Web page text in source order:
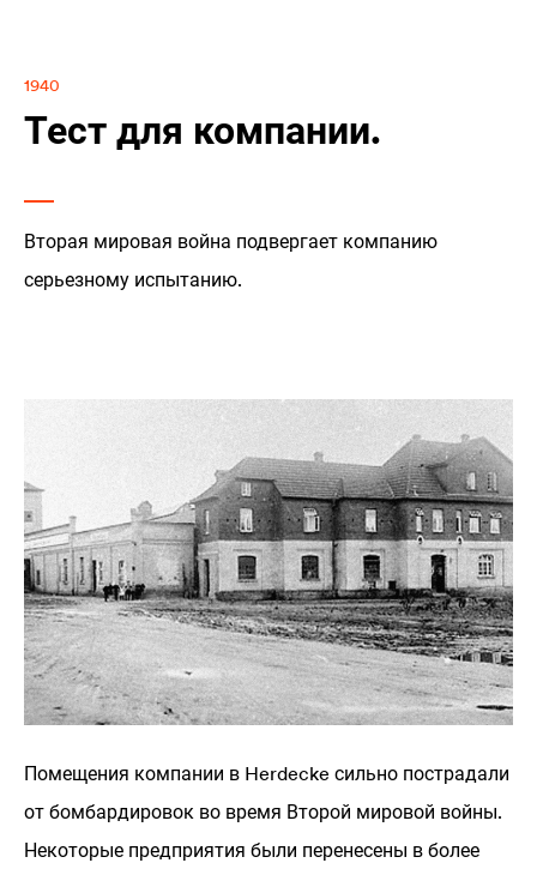
1940
Тест для компании.
Вторая мировая война подвергает компанию
серьезному испытанию.
Помещения компании в Herdecke сильно пострадали
от бомбардировок во время Второй мировой войны.
Некоторые предприятия были перенесены в более